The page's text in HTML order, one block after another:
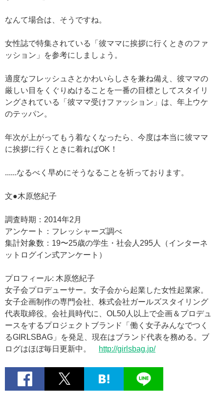
なんて場合は、そうですね。
女性誌で特集されている「彼ママに挨拶に行くときのファ
ッション」を参考にしましょう。
適度なフレッシュさとかわいらしさを兼ね備え、彼ママの
厳しい目をくぐりぬけることを一番の目標としてスタイリ
ングされている「彼ママ受けファッション」は、年上ウケ
のテッパン。
年次が上がってもう着なくなったら、今度は本当に彼ママ
に挨拶に行くときに着ればOK！
......なるべく早めにそうなることを祈っております。
文●木原悠紀子
調査時期：2014年2月
アンケート：フレッシャーズ調べ
集計対象数：19〜25歳の学生・社会人295人（インターネ
ットログイン式アンケート）
プロフィール: 木原悠紀子
女子会プロデューサー。女子会から起業した女性起業家。
女子企画制作の専門会社、株式会社ガールズスタイリング
代表取締役。会社員時代に、OL50人以上で企画＆プロデュ
ースをするプロジェクトブランド「働く女子みんなでつく
るGIRLSBAG」を発足、現在はブランド代表を務める。ブ
ログはほぼ毎日更新中。
http://girlsbag.jp/